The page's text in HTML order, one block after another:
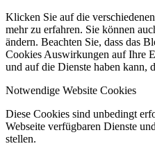
Klicken Sie auf die
mehr zu erfahren. Sie können
ändern. Beachten Sie, dass das
Cookies Auswirkungen auf Ihre
und auf die Dienste haben kann,
Notwendige Website Cookies
Diese Cookies sind unbedingt
Webseite verfügbaren Dienste
stellen.